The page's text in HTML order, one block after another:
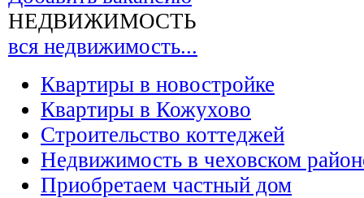
НЕДВИЖИМОСТЬ
вся недвижимость...
Квартиры в новостройке
Квартиры в Кожухово
Строительство коттеджей
Недвижимость в чеховском
Приобретаем частный дом